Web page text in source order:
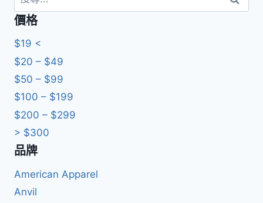
尋
關
鍵
字:
價格
$19 <
$20 – $49
$50 – $99
$100 – $199
$200 – $299
> $300
品牌
American Apparel
Anvil